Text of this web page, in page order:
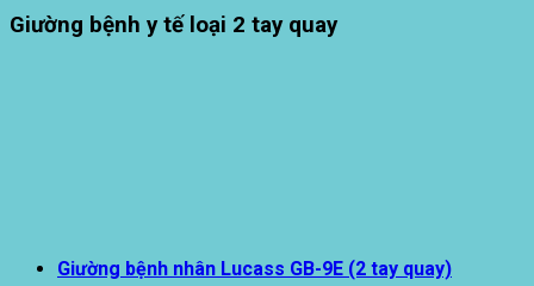
Giường bệnh y tế loại 2 tay quay
Giường bệnh nhân Lucass GB-9E (2 tay quay)